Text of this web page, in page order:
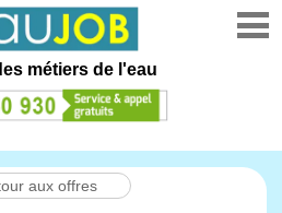
métiers de l'eau
aux offres